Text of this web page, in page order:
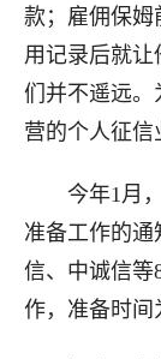
款；雇佣保姆
用记录后就
们并不遥远。
营的个人征信
今年1月，
准备工作的
信、中诚信等
作，准备时间